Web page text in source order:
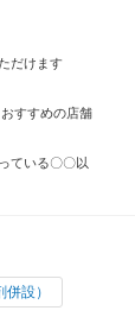
だけます
すすめの店舗
ている〇〇以
設）